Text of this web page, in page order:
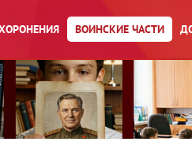
ВОИНСКИЕ ЧАСТИ